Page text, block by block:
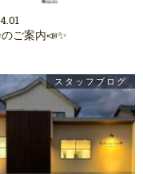
ご案内📣✨
スタッフブログ